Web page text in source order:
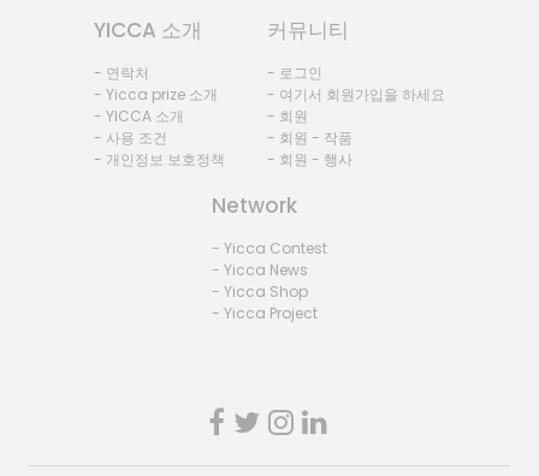
YICCA 소개
- 연락처
- Yicca prize 소개
- YICCA 소개
- 사용 조건
- 개인정보 보호정책
커뮤니티
- 로그인
- 여기서 회원가입을 하세요
- 회원
- 회원 - 작품
- 회원 - 행사
Network
- Yicca Contest
- Yicca News
- Yicca Shop
- Yicca Project